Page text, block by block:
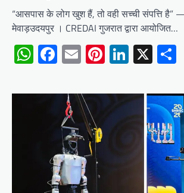
“आसपास के लोग खुश हैं, तो वही सच्ची संपत्ति है”
मेवाड़उदयपुर । CREDAI गुजरात द्वारा आयोजित…
WhatsApp
Facebook
EmailPinterest
LinkedIn
X